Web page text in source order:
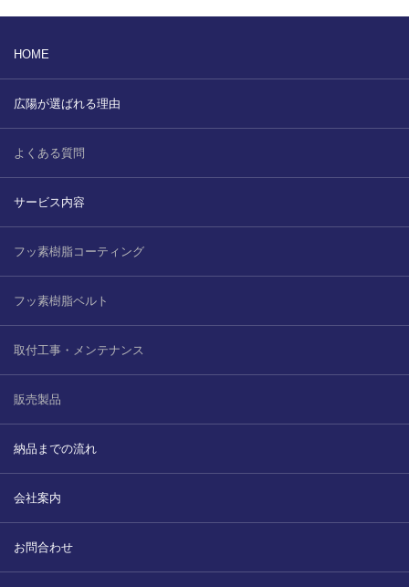
HOME
広陽が選ばれる理由
よくある質問
サービス内容
フッ素樹脂コーティング
フッ素樹脂ベルト
取付工事・メンテナンス
販売製品
納品までの流れ
会社案内
お問合わせ